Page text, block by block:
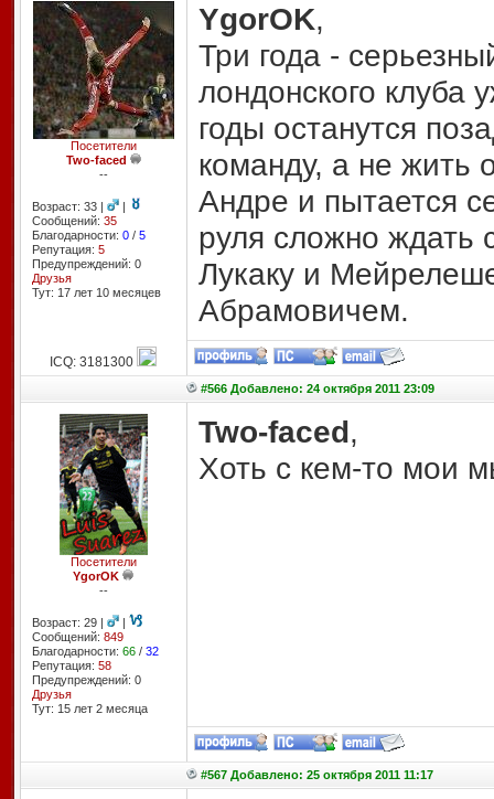
Посетители
Two-faced
--
Возраст: 33 |
|
Сообщений: 35
Благодарности: 0/ 5
Репутация: 5
Предупреждений: 0
Друзья
Тут: 17 лет 10 месяцев
YgorOK,
Три года -
лондонского клуба
годы останутся
команду, а не жить
Андре и пытается
руля сложно ждать
Лукаку и
Абрамовичем.
ICQ: 3181300
#566 Добавлено: 24 октября 2011 23:09
Посетители
YgorOK
--
Возраст: 29 |
|
Сообщений: 849
Благодарности: 66/ 32
Репутация: 58
Предупреждений: 0
Друзья
Тут: 15 лет 2 месяцa
Two-faced,
Хоть с кем-то мои
#567 Добавлено: 25 октября 2011 11:17